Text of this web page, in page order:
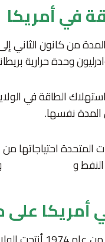
في أمريكا
كانون الثاني إلى تموز
المدة نفسها.
المتحدة
و
على مدى